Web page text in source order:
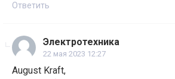
Ответить
Электротехника
22 мая 2023 12:27
August Kraft,